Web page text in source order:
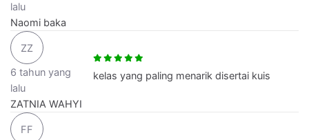
SD
Matematika
SD
-
lalu
Naomi baka
ZZ
6 tahun yang
lalu
ZATNIA WAHYI
kelas yang paling menarik disertai kuis
FF